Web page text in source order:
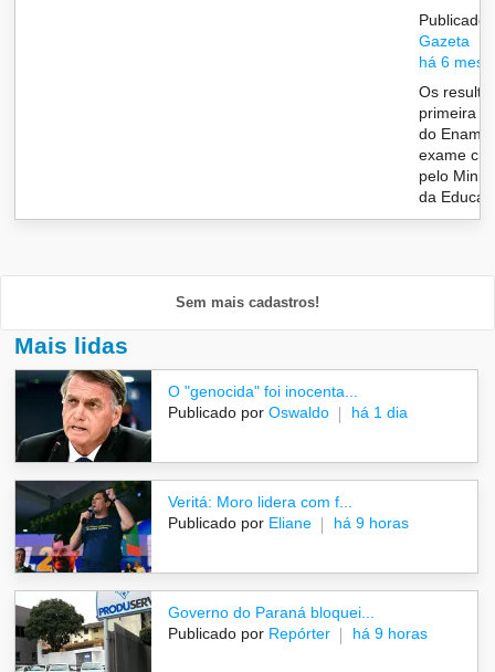
Publicado
Gazeta
há 6
Os
primeira
do
exame
pelo
da
Sem mais cadastros!
Mais lidas
O "genocida" foi inocenta...
Publicado por Oswaldo há 1 dia
Veritá: Moro lidera com f...
Publicado por Eliane há 9 horas
Governo do Paraná bloquei...
Publicado por Repórter há 9 horas